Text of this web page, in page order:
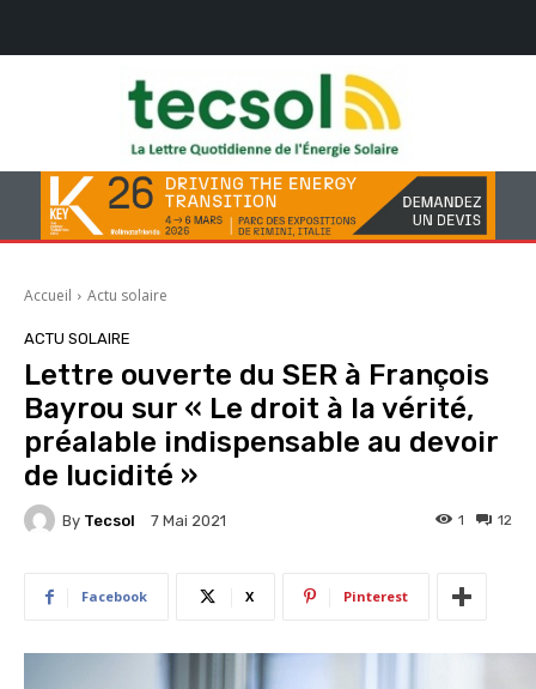
Accueil Actu solaire
ACTU SOLAIRE
Lettre ouverte du SER à François
Bayrou sur « Le droit à la vérité,
préalable indispensable au devoir
de lucidité »
By Tecsol 7 Mai 2021 12
1
Facebook X Pinterest